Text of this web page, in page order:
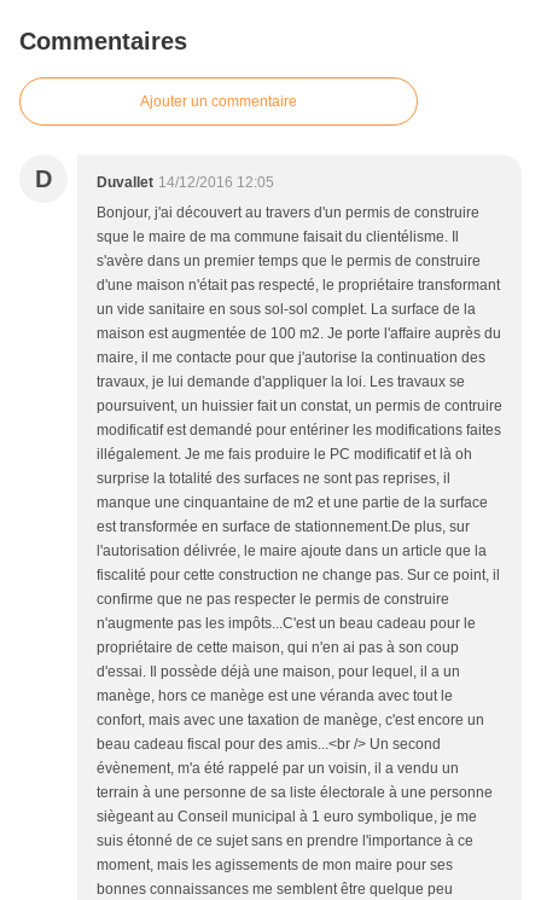
Commentaires
Ajouter un commentaire
D Duvallet 14/12/2016 12:05
Bonjour, j'ai découvert au travers d'un permis de construire
sque le maire de ma commune faisait du clientélisme. Il
s'avère dans un premier temps que le permis de construire
d'une maison n'était pas respecté, le propriétaire transformant
un vide sanitaire en sous sol-sol complet. La surface de la
maison est augmentée de 100 m2. Je porte l'affaire auprès du
maire, il me contacte pour que j'autorise la continuation des
travaux, je lui demande d'appliquer la loi. Les travaux se
poursuivent, un huissier fait un constat, un permis de contruire
modificatif est demandé pour entériner les modifications faites
illégalement. Je me fais produire le PC modificatif et là oh
surprise la totalité des surfaces ne sont pas reprises, il
manque une cinquantaine de m2 et une partie de la surface
est transformée en surface de stationnement.De plus, sur
l'autorisation délivrée, le maire ajoute dans un article que la
fiscalité pour cette construction ne change pas. Sur ce point, il
confirme que ne pas respecter le permis de construire
n'augmente pas les impôts...C'est un beau cadeau pour le
propriétaire de cette maison, qui n'en ai pas à son coup
d'essai. Il possède déjà une maison, pour lequel, il a un
manège, hors ce manège est une véranda avec tout le
confort, mais avec une taxation de manège, c'est encore un
beau cadeau fiscal pour des amis...<br /> Un second
évènement, m'a été rappelé par un voisin, il a vendu un
terrain à une personne de sa liste électorale à une personne
siègeant au Conseil municipal à 1 euro symbolique, je me
suis étonné de ce sujet sans en prendre l'importance à ce
moment, mais les agissements de mon maire pour ses
bonnes connaissances me semblent être quelque peu